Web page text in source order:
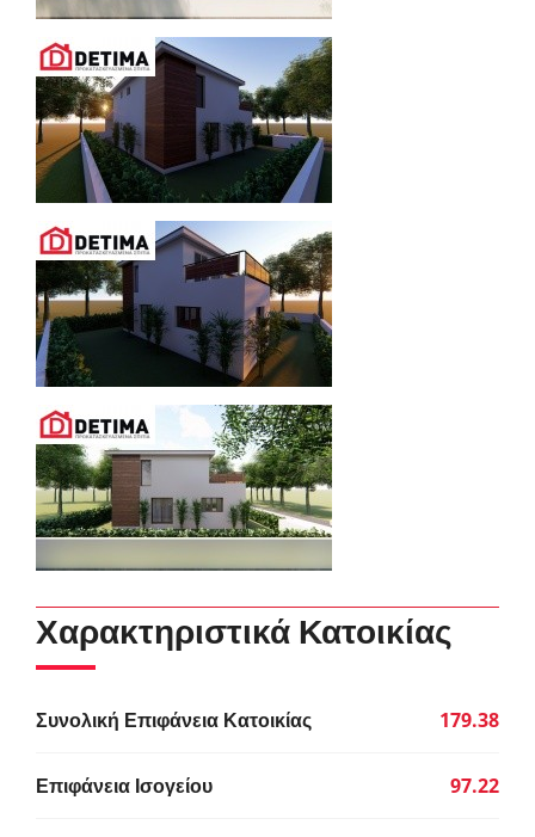
Χαρακτηριστικά Κατοικίας
Συνολική Επιφάνεια Κατοικίας 179.38
Επιφάνεια Ισογείου 97.22